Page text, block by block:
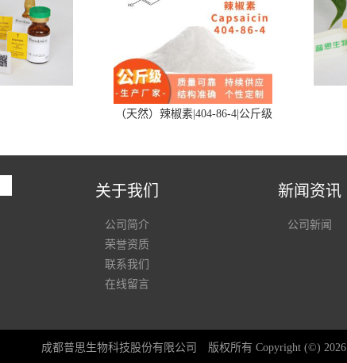
（天然）辣椒素|404-86-4|公斤级
关于我们
公司简介
荣誉资质
联系我们
在线留言
新闻资讯
公司新闻
成都普思生物科技股份有限公司 版权所有 Copyright (©) 2026